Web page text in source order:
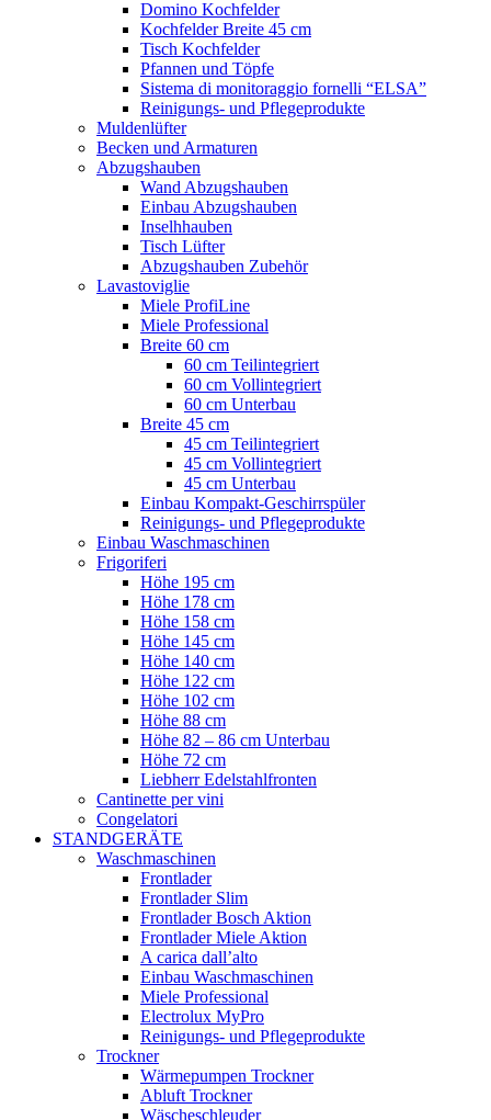
Domino Kochfelder
Kochfelder Breite 45 cm
Tisch Kochfelder
Pfannen und Töpfe
Sistema di monitoraggio fornelli “ELSA”
Reinigungs- und Pflegeprodukte
Muldenlüfter
Becken und Armaturen
Abzugshauben
Wand Abzugshauben
Einbau Abzugshauben
Inselhhauben
Tisch Lüfter
Abzugshauben Zubehör
Lavastoviglie
Miele ProfiLine
Miele Professional
Breite 60 cm
60 cm Teilintegriert
60 cm Vollintegriert
60 cm Unterbau
Breite 45 cm
45 cm Teilintegriert
45 cm Vollintegriert
45 cm Unterbau
Einbau Kompakt-Geschirrspüler
Reinigungs- und Pflegeprodukte
Einbau Waschmaschinen
Frigoriferi
Höhe 195 cm
Höhe 178 cm
Höhe 158 cm
Höhe 145 cm
Höhe 140 cm
Höhe 122 cm
Höhe 102 cm
Höhe 88 cm
Höhe 82 – 86 cm Unterbau
Höhe 72 cm
Liebherr Edelstahlfronten
Cantinette per vini
Congelatori
STANDGERÄTE
Waschmaschinen
Frontlader
Frontlader Slim
Frontlader Bosch Aktion
Frontlader Miele Aktion
A carica dall’alto
Einbau Waschmaschinen
Miele Professional
Electrolux MyPro
Reinigungs- und Pflegeprodukte
Trockner
Wärmepumpen Trockner
Abluft Trockner
Wäscheschleuder